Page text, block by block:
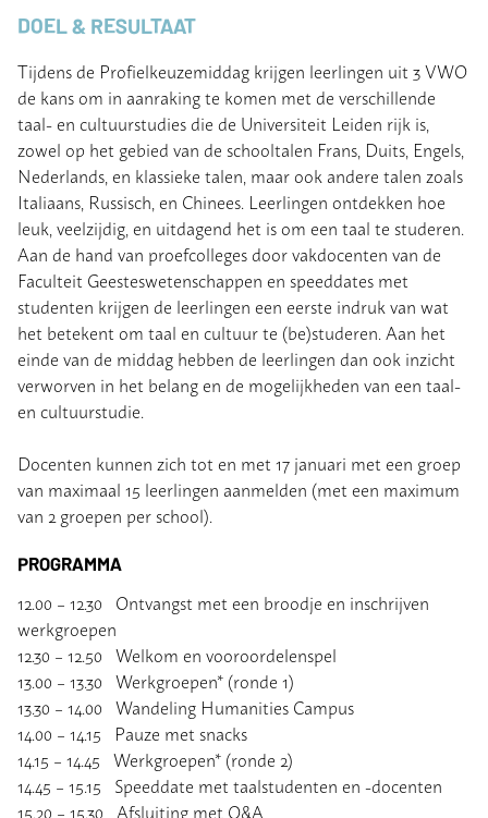
DOEL & RESULTAAT
Tijdens de Profielkeuzemiddag krijgen leerlingen uit 3 VWO
de kans om in aanraking te komen met de verschillende
taal- en cultuurstudies die de Universiteit Leiden rijk is,
zowel op het gebied van de schooltalen Frans, Duits, Engels,
Nederlands, en klassieke talen, maar ook andere talen zoals
Italiaans, Russisch, en Chinees. Leerlingen ontdekken hoe
leuk, veelzijdig, en uitdagend het is om een taal te studeren.
Aan de hand van proefcolleges door vakdocenten van de
Faculteit Geesteswetenschappen en speeddates met
studenten krijgen de leerlingen een eerste indruk van wat
het betekent om taal en cultuur te (be)studeren. Aan het
einde van de middag hebben de leerlingen dan ook inzicht
verworven in het belang en de mogelijkheden van een taal-
en cultuurstudie.
Docenten kunnen zich tot en met 17 januari met een groep
van maximaal 15 leerlingen aanmelden (met een maximum
van 2 groepen per school).
PROGRAMMA
12.00 – 12.30 Ontvangst met een broodje en inschrijven
werkgroepen
12.30 – 12.50 Welkom en vooroordelenspel
13.00 – 13.30 Werkgroepen* (ronde 1)
13.30 – 14.00 Wandeling Humanities Campus
14.00 – 14.15 Pauze met snacks
14.15 – 14.45 Werkgroepen* (ronde 2)
14.45 – 15.15 Speeddate met taalstudenten en -docenten
15.20 – 15.30 Afsluiting met Q&A